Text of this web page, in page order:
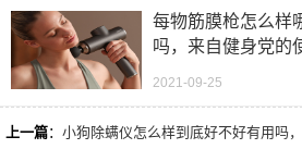
每物筋膜枪怎么样
吗，来自健身党的
2021-09-25
上一篇： 小狗除螨仪怎么样到底好不好有用吗